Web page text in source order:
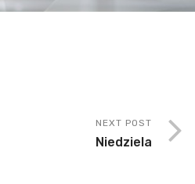
NEXT POST
Niedziela